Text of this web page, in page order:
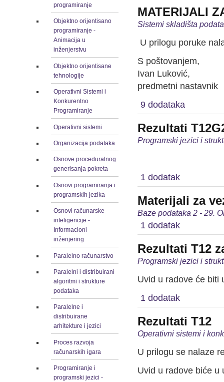
programiranje
Objektno orijentisano
programiranje -
Animacija u
inženjerstvu
Objektno orijentisane
tehnologije
Operativni Sistemi i
Konkurentno
Programiranje
Operativni sistemi
Organizacija podataka
Osnove proceduralnog
generisanja pokreta
Osnovi programiranja i
programskih jezika
Osnovi računarske
inteligencije -
Informacioni
inženjering
Paralelno računarstvo
Paralelni i distribuirani
algoritmi i strukture
podataka
Paralelne i
distribuirane
arhitekture i jezici
Proces razvoja
računarskih igara
Programiranje i
programski jezici -
MATERIJALI
Sistemi skladišta
U prilogu poruke
S poštovanjem,
Ivan Luković,
predmetni nastavnik
9 dodataka
Rezultati
Programski jezici i
1 dodatak
Materijali za
Baze podataka 2 - 29.
1 dodatak
Rezultati T12
Programski jezici i
Uvid u radove će biti
1 dodatak
Rezultati T12
Operativni sistemi i
U prilogu se nalaze
Uvid u radove biće u